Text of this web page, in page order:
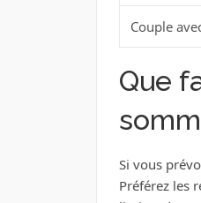
Couple
Que
Si vous
Préférez les